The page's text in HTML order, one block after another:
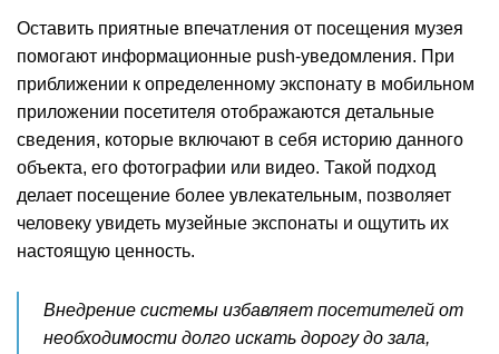
Оставить приятные впечатления от посещения музея
помогают информационные push-уведомления. При
приближении к определенному экспонату в мобильном
приложении посетителя отображаются детальные
сведения, которые включают в себя историю данного
объекта, его фотографии или видео. Такой подход
делает посещение более увлекательным, позволяет
человеку увидеть музейные экспонаты и ощутить их
настоящую ценность.
Внедрение системы избавляет посетителей от
необходимости долго искать дорогу до зала,